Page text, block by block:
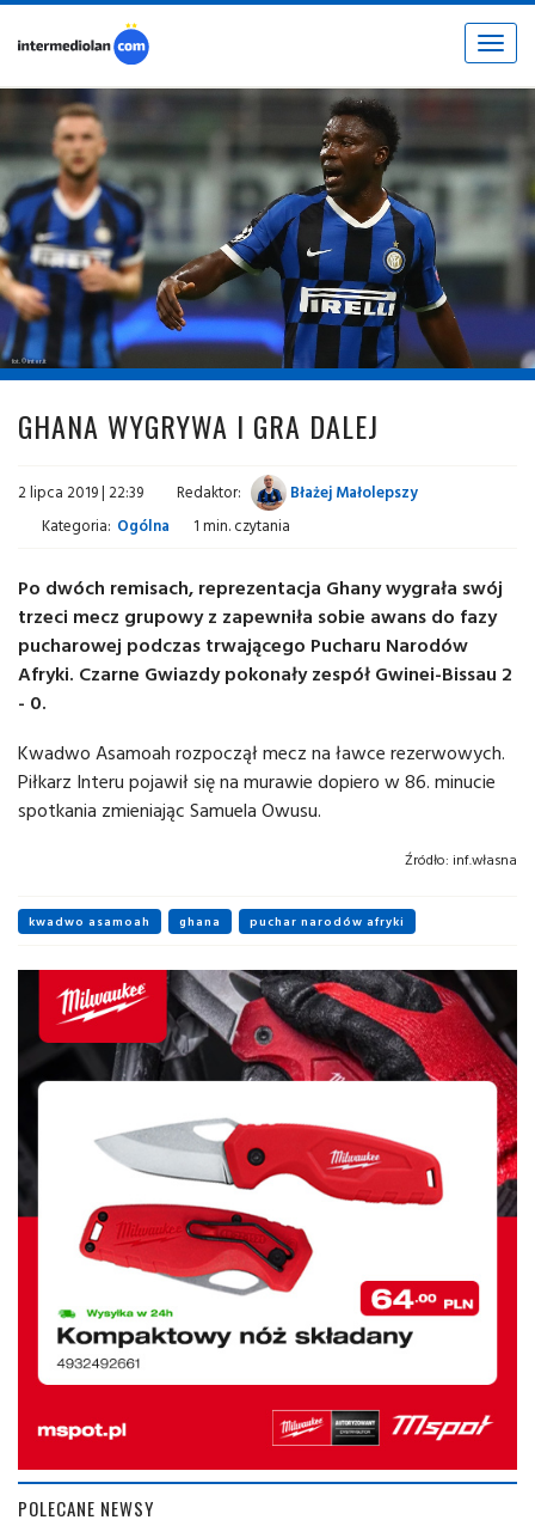
Toggle
fot. © inter.it
GHANA WYGRYWA I GRA DALEJ
2 lipca 2019 | 22:39 Redaktor:
Błażej Małolepszy
Kategoria: Ogólna 1 min. czytania
Po dwóch remisach, reprezentacja Ghany wygrała swój
trzeci mecz grupowy z zapewniła sobie awans do fazy
pucharowej podczas trwającego Pucharu Narodów
Afryki. Czarne Gwiazdy pokonały zespół Gwinei-Bissau 2
- 0.
Kwadwo Asamoah rozpoczął mecz na ławce rezerwowych.
Piłkarz Interu pojawił się na murawie dopiero w 86. minucie
spotkania zmieniając Samuela Owusu.
Źródło: inf.własna
kwadwo asamoah ghana puchar narodów afryki
POLECANE NEWSY